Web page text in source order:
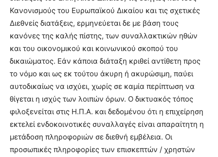
Κανονισμούς του Ευρωπαϊκού Δικαίου και τις σχετικές
Διεθνείς διατάξεις, ερμηνεύεται δε με βάση τους
κανόνες της καλής πίστης, των συναλλακτικών ηθών
και του οικονομικού και κοινωνικού σκοπού του
δικαιώματος. Εάν κάποια διάταξη κριθεί αντίθετη προς
το νόμο και ως εκ τούτου άκυρη ή ακυρώσιμη, παύει
αυτοδικαίως να ισχύει, χωρίς σε καμία περίπτωση να
θίγεται η ισχύς των λοιπών όρων. Ο δικτυακός τόπος
φιλοξενείται στις Η.Π.Α. και δεδομένου ότι η επιχείρηση
εκτελεί ενδοκοινοτικές συναλλαγές είναι απαραίτητη η
μετάδοση πληροφοριών σε διεθνή εμβέλεια. Οι
προσωπικές πληροφορίες των επισκεπτών / χρηστών